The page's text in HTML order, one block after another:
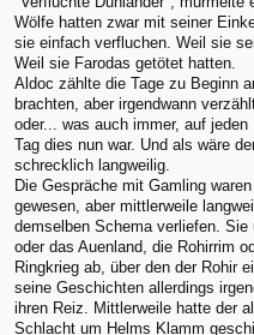
Wölfe hatten zwar mit seiner
sie einfach verfluchen. Weil sie
Weil sie Farodas getötet hatten.
Aldoc zählte die Tage zu Beginn
brachten, aber irgendwann
oder... was auch immer, auf
Tag dies nun war. Und als wäre
schrecklich langweilig.
Die Gespräche mit Gamling
gewesen, aber mittlerweile
demselben Schema verliefen.
oder das Auenland, die Rohirrim
Ringkrieg ab, über den der Rohir
seine Geschichten allerdings
ihren Reiz. Mittlerweile hatte der
Schlacht um Helms Klamm